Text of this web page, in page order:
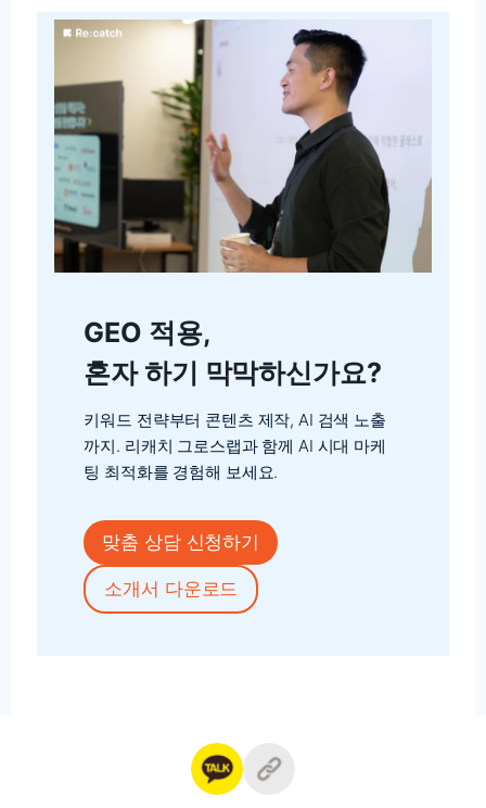
GEO 적용,
혼자 하기 막막하신가요?
키워드 전략부터 콘텐츠 제작, AI 검색 노출
까지. 리캐치 그로스랩과 함께 AI 시대 마케
팅 최적화를 경험해 보세요.
맞춤 상담 신청하기
소개서 다운로드